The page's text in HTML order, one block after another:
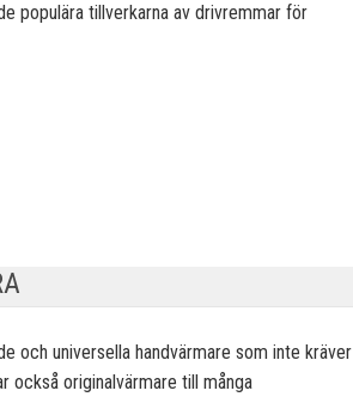
populära tillverkarna av drivremmar för
och universella handvärmare som inte kräver
också originalvärmare till många